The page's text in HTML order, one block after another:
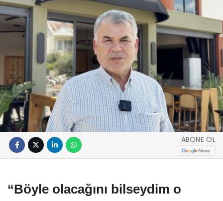
ABONE OL
“Böyle olacağını bilseydim o